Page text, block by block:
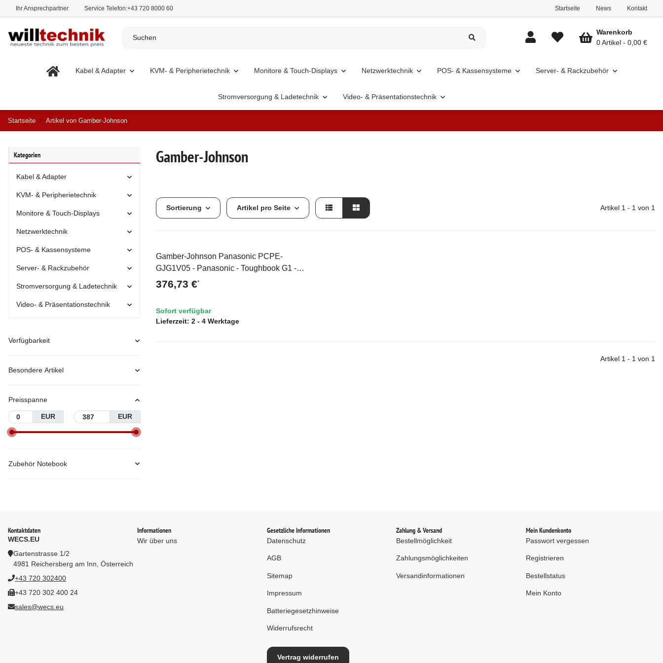
Ihr Ansprechpartner Service Telefon:+43 720 8000 60 Startseite News Kontakt
Kabel & Adapter KVM- & Peripherietechnik Monitore & Touch-Displays Netzwerktechnik POS- & Kassensysteme Server- & Rackzubehör
Stromversorgung & Ladetechnik Video- & Präsentationstechnik
Warenkorb
0 Artikel
0,00 €
Startseite Artikel von Gamber-Johnson
Gamber-Johnson
Sortierung Artikel pro Seite Artikel 1 - 1 von 1
Neu
Gamber-Johnson Panasonic PCPE-
GJG1V05 - Panasonic - Toughbook G1 -
Schwarz
376,73 €*
Sofort verfügbar
Lieferzeit: 2 - 4 Werktage
Artikel 1 - 1 von 1
Kategorien
Kabel & Adapter
KVM- & Peripherietechnik
Monitore & Touch-Displays
Netzwerktechnik
POS- & Kassensysteme
Server- & Rackzubehör
Stromversorgung & Ladetechnik
Video- & Präsentationstechnik
Verfügbarkeit
Besondere Artikel
Preisspanne
EUR EUR
Zubehör Notebook
Kontaktdaten
WECS.EU
Gartenstrasse 1/2
4981 Reichersberg am Inn, Österreich
+43 720 302400
+43 720 302 400 24
sales@wecs.eu
Informationen
Wir über uns
Gesetzliche Informationen
Datenschutz
AGB
Sitemap
Impressum
Batteriegesetzhinweise
Widerrufsrecht
Vertrag widerrufen
Zahlung & Versand
Bestellmöglichkeit
Zahlungsmöglichkeiten
Versandinformationen
Mein Kundenkonto
Passwort vergessen
Registrieren
Bestellstatus
Mein Konto